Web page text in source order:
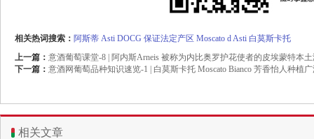
相关热词搜索： 阿斯蒂 Asti DOCG 保证法定产区 Moscato d Asti 白莫斯卡托
上一篇： 意酒葡萄课堂-8 | 阿内斯Arneis 被称为内比奥罗护花使者的皮埃蒙特本
下一篇： 意酒网葡萄品种知识速览-1 | 白莫斯卡托 Moscato Bianco 芳香怡人种植
相关文章